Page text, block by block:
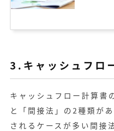
3.キャッシュフロ
キャッシュフロー計算書
と「間接法」の2種類が
されるケースが多い間接